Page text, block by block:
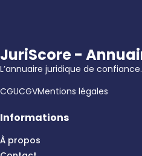
JuriScore -
L’annuaire juridique de confiance.
CGUCGVMentions légales
Informations
À propos